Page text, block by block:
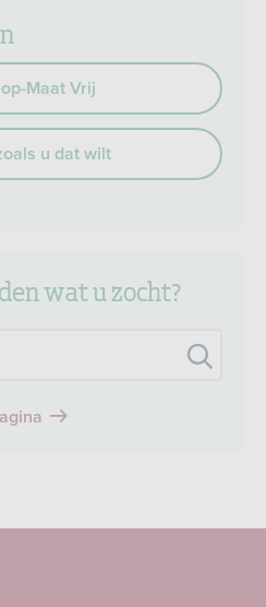
Maat Vrij
u dat wilt
wat u zocht?
Zoek